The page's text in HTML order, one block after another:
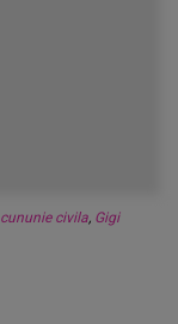
cununie civila, Gigi